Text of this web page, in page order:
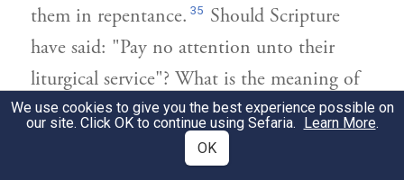
them in repentance. 35 Should Scripture
have said: "Pay no attention unto their
liturgical service"? What is the meaning of
MEAL OFFERING? This is what Moses said
to the Holy One: Sovereign of the World, I
know that these have a share in this meal
We use cookies to give you the best experience possible on
our site. Click OK to continue using Sefaria. Learn More.
OK